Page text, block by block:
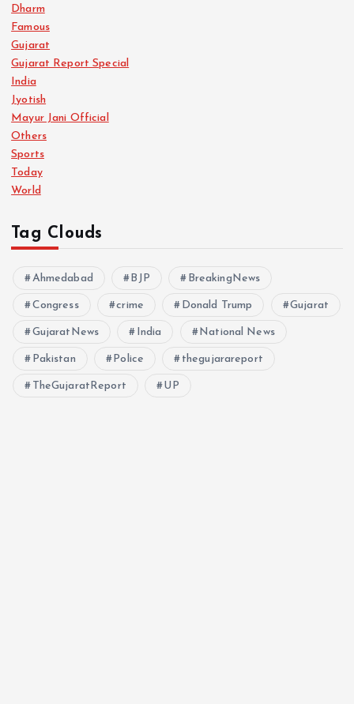
Dharm
Famous
Gujarat
Gujarat Report Special
India
Jyotish
Mayur Jani Official
Others
Sports
Today
World
Tag Clouds
Ahmedabad BJP BreakingNews
Congress crime Donald Trump Gujarat
GujaratNews India National News
Pakistan Police thegujarareport
TheGujaratReport UP